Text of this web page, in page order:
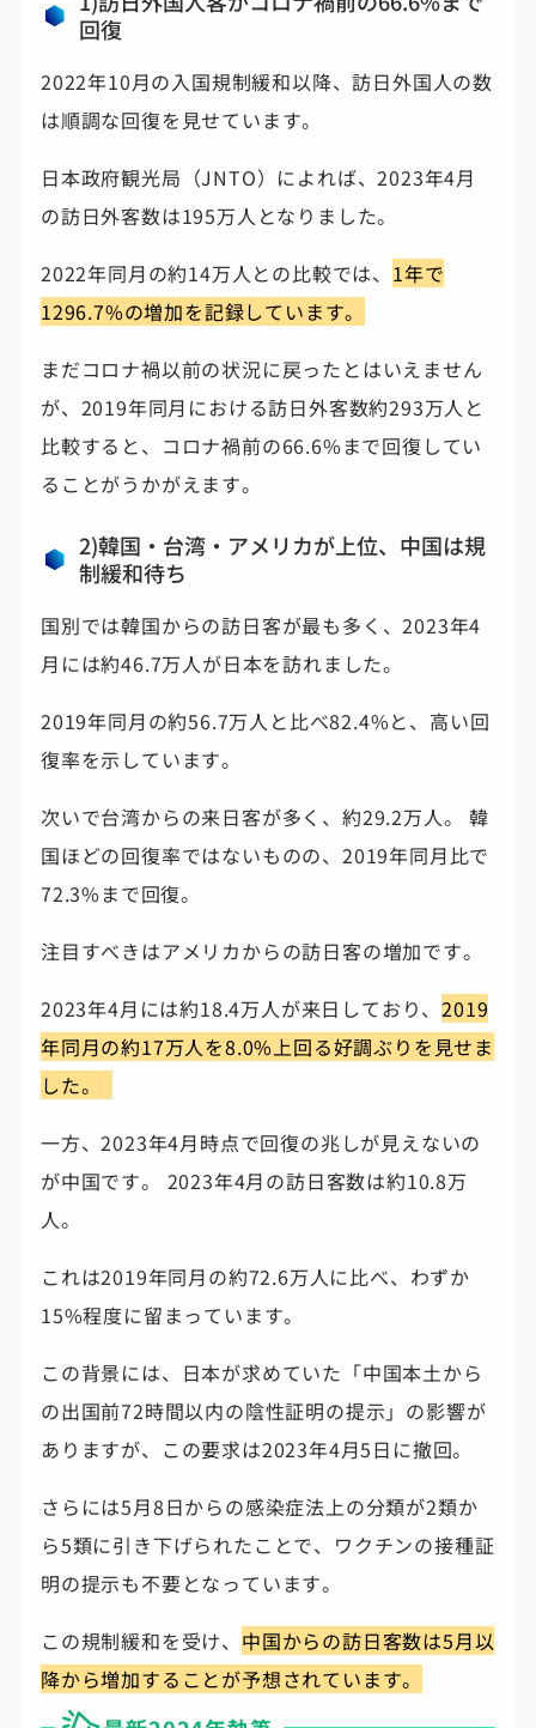
回復
2022年10月の入国規制緩和以降、訪日外国人の数
は順調な回復を見せています。
日本政府観光局（JNTO）によれば、2023年4月
の訪日外客数は195万人となりました。
2022年同月の約14万人との比較では、 1年で
1296.7%の増加を記録しています。
まだコロナ禍以前の状況に戻ったとはいえません
が、2019年同月における訪日外客数約293万人と
比較すると、コロナ禍前の66.6%まで回復してい
ることがうかがえます。
2)韓国・台湾・アメリカが上位、中国は規
制緩和待ち
国別では韓国からの訪日客が最も多く、2023年4
月には約46.7万人が日本を訪れました。
2019年同月の約56.7万人と比べ82.4%と、高い回
復率を示しています。
次いで台湾からの来日客が多く、約29.2万人。 韓
国ほどの回復率ではないものの、2019年同月比で
72.3%まで回復。
注目すべきはアメリカからの訪日客の増加です。
2023年4月には約18.4万人が来日しており、2019
年同月の約17万人を8.0%上回る好調ぶりを見せま
した。
一方、2023年4月時点で回復の兆しが見えないの
が中国です。 2023年4月の訪日客数は約10.8万
人。
これは2019年同月の約72.6万人に比べ、わずか
15%程度に留まっています。
この背景には、日本が求めていた「中国本土から
の出国前72時間以内の陰性証明の提示」の影響が
ありますが、この要求は2023年4月5日に撤回。
さらには5月8日からの感染症法上の分類が2類か
ら5類に引き下げられたことで、ワクチンの接種証
明の提示も不要となっています。
この規制緩和を受け、 中国からの訪日客数は5月以
降から増加することが予想されています。